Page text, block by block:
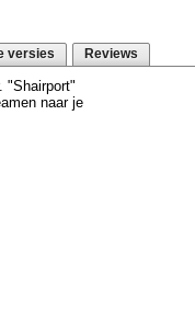
versies Reviews
"Shairport"
naar je